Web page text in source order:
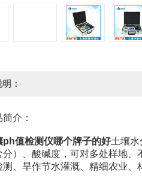
：
介：
ph值检测仪哪个牌子的好土壤水
分）、酸碱度，可对多处样地
测、旱作节水灌溉、精细农业、